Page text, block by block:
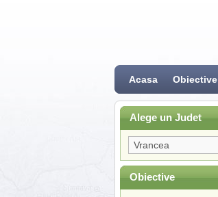
Acasa Obiective
Alege un Judet
Obiective